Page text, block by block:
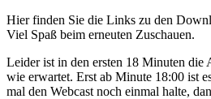
Hier finden Sie die Links zu den
Viel Spaß beim erneuten Zuschauen.
Leider ist in den ersten 18 Minuten die
wie erwartet. Erst ab Minute 18:00 ist
mal den Webcast noch einmal halte,